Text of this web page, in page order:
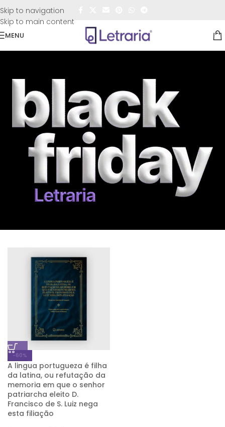
Skip to navigation
Skip to main content
FRETE GRÁTIS
MENU
-60%
A lingua portugueza é filha
da latina, ou refutação da
memoria em que o senhor
patriarcha eleito D.
Francisco de S. Luiz nega
esta filiação